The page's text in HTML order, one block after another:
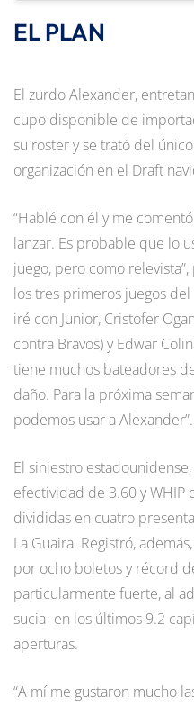
EL PLAN
El zurdo Alexander,
cupo disponible de
su roster y se trató del
organización en el Draft
“Hablé con él y me
lanzar. Es probable que lo
juego, pero como
los tres primeros juegos
iré con Junior, Cristofer
contra Bravos) y Edwar
tiene muchos bateadores
daño. Para la próxima
podemos usar a Alexander”.
El siniestro
efectividad de 3.60 y WHIP
divididas en cuatro
La Guaira. Registró,
por ocho boletos y récord
particularmente fuerte, al
sucia- en los últimos 9.2
aperturas.
“A mí me gustaron mucho